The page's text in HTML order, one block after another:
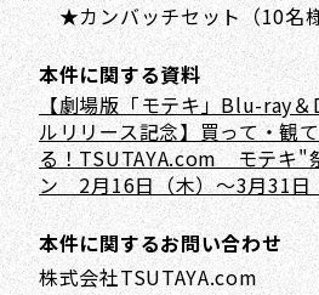
★カンバッチセット（10名
本件に関する資料
【劇場版「モテキ」Blu-ray
ルリリース記念】買って・観
る！TSUTAYA.com モテキ"
ン 2月16日（木）～3月31日
本件に関するお問い合わせ
株式会社TSUTAYA.com